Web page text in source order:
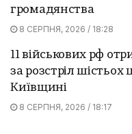
громадянства
8 СЕРПНЯ, 2026 / 18:28
11 військових рф
за розстріл шістьох
Київщині
8 СЕРПНЯ, 2026 / 18:17